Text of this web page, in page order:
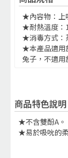
★內容物：上
★耐熱溫度：
★消毒方式：
★本產品適用
兔子，不適用
商品特色說明
★不含雙酚A。
★易於吸吮的